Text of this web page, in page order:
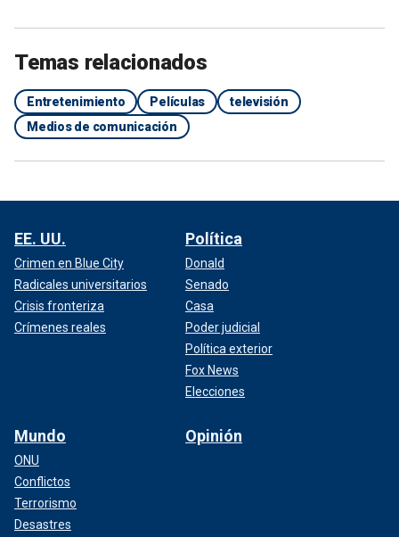
Temas relacionados
Entretenimiento Películas
televisión
Medios de comunicación
EE. UU.
Crimen en Blue City
Radicales universitarios
Crisis fronteriza
Crímenes reales
Política
Donald
Senado
Casa
Poder judicial
Política exterior
Fox News
Elecciones
Mundo
ONU
Conflictos
Terrorismo
Desastres
Opinión